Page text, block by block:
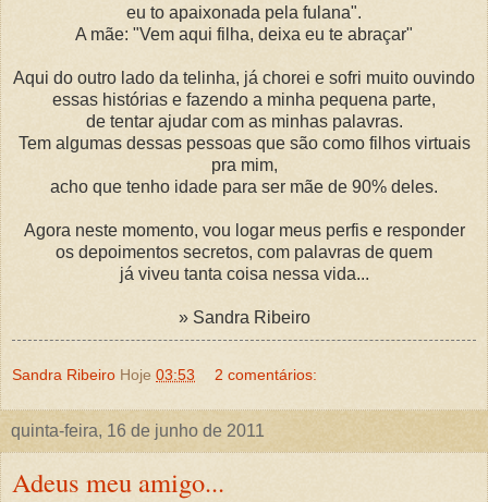
eu to apaixonada pela fulana".
A mãe: "Vem aqui filha, deixa eu te abraçar"
Aqui do outro lado da telinha, já chorei e sofri muito ouvindo
essas histórias e fazendo a minha pequena parte,
de tentar ajudar com as minhas palavras.
Tem algumas dessas pessoas que são como filhos virtuais
pra mim,
acho que tenho idade para ser mãe de 90% deles.
Agora neste momento, vou logar meus perfis e responder
os depoimentos secretos, com palavras de quem
já viveu tanta coisa nessa vida...
» Sandra Ribeiro
Sandra Ribeiro Hoje 03:53 2 comentários:
quinta-feira, 16 de junho de 2011
Adeus meu amigo...